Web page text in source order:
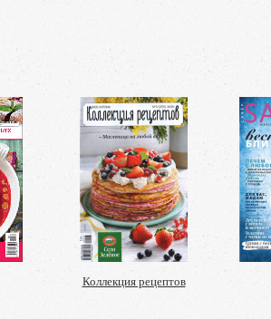
Коллекция рецептов